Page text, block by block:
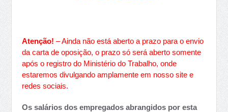
Atenção! – Ainda não está aberto a prazo para o envio
da carta de oposição, o prazo só será aberto somente
após o registro do Ministério do Trabalho, onde
estaremos divulgando amplamente em nosso site e
redes sociais.
Os salários dos empregados abrangidos por esta